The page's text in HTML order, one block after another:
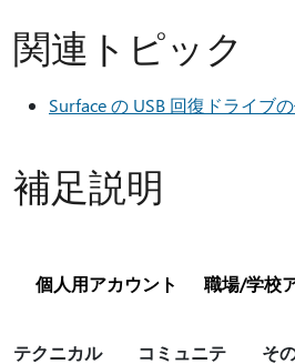
関連トピック
Surface の USB 回復ドライブ
補足説明
個人用アカウント 職場/学校
テクニカル
コミュニテ
そ